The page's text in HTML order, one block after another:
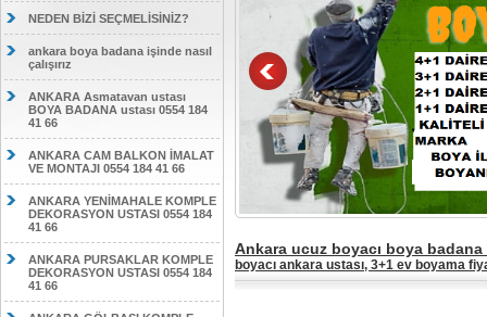
NEDEN BİZİ SEÇMELİSİNİZ?
ankara boya badana işinde nasıl
çalışırız
ANKARA Asmatavan ustası
BOYA BADANA ustası 0554 184
41 66
ANKARA CAM BALKON İMALAT
VE MONTAJI 0554 184 41 66
ANKARA YENİMAHALE KOMPLE
DEKORASYON USTASI 0554 184
41 66
ANKARA PURSAKLAR KOMPLE
DEKORASYON USTASI 0554 184
41 66
Ankara ucuz boyacı boya badana
boyacı ankara ustası, 3+1 ev boyama